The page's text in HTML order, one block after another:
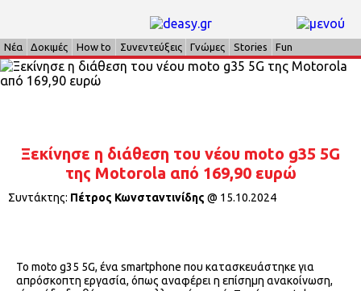
Νέα Δοκιμές How to Συνεντεύξεις Γνώμες Stories Fun
Ξεκίνησε η διάθεση του νέου moto g35 5G
της Motorola από 169,90 ευρώ
Συντάκτης: Πέτρος Κωνσταντινίδης @ 15.10.2024
Το moto g35 5G, ένα smartphone που κατασκευάστηκε για
απρόσκοπτη εργασία, όπως αναφέρει η επίσημη ανακοίνωση,